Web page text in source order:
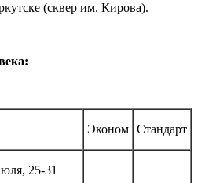
(сквер им. Кирова).
Эконом Стандарт
25-31